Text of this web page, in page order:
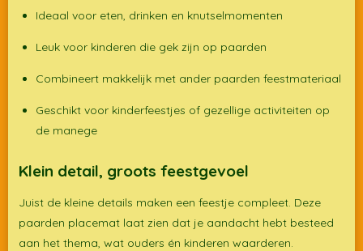
Ideaal voor eten, drinken en knutselmomenten
Leuk voor kinderen die gek zijn op paarden
Combineert makkelijk met ander paarden feestmateriaal
Geschikt voor kinderfeestjes of gezellige activiteiten op
de manege
Klein detail, groots feestgevoel
Juist de kleine details maken een feestje compleet. Deze
paarden placemat laat zien dat je aandacht hebt besteed
aan het thema, wat ouders én kinderen waarderen.